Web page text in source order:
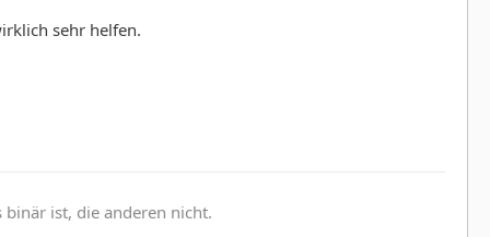
sehr helfen.
ist, die anderen nicht.